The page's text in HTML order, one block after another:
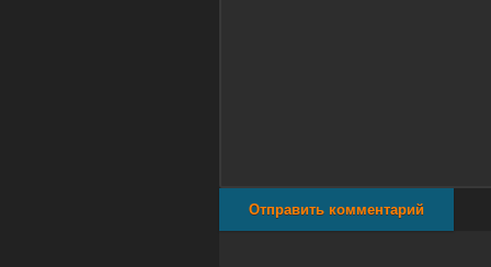
Отправить комментарий